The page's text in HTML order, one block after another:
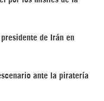
de Irán en
ante la piratería